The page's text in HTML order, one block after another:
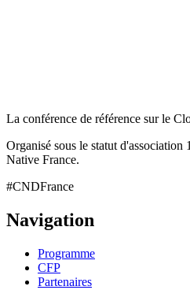
La conférence de référence sur le
Organisé sous le statut
Native France.
#CNDFrance
Navigation
Programme
CFP
Partenaires